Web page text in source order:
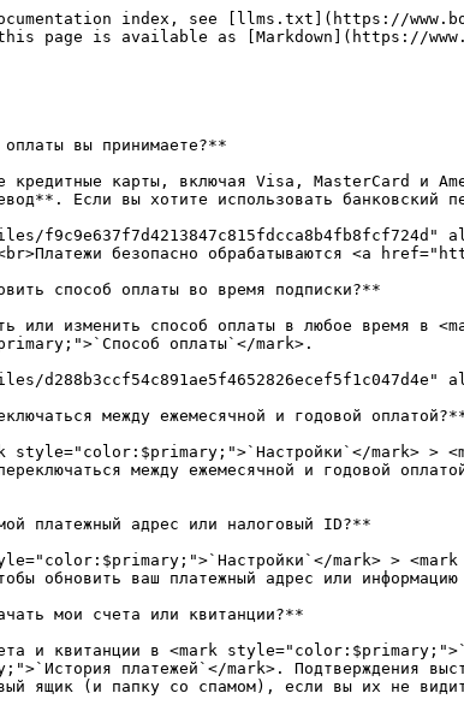
index, see [llms.txt](https://
page is available as [Markdown](https://
вы принимаете?**
кредитные карты, включая Visa, MasterCard и
Если вы хотите использовать
f9c9e637f7d4213847c815fdcca8b4fb8fcf724d"
безопасно обрабатываются <a
способ оплаты во время подписки?**
или изменить способ оплаты в любое время
оплаты`</mark>.
между ежемесячной и годовой
style="color:$primary;">`Настройки`</mark> >
между ежемесячной и годовой
платежный адрес или налоговый ID?**
mark> >
обновить ваш платежный адрес или
мои счета или квитанции?**
и квитанции в <mark
платежей`</mark>. Подтверждения
ящик (и папку со спамом), если вы их не